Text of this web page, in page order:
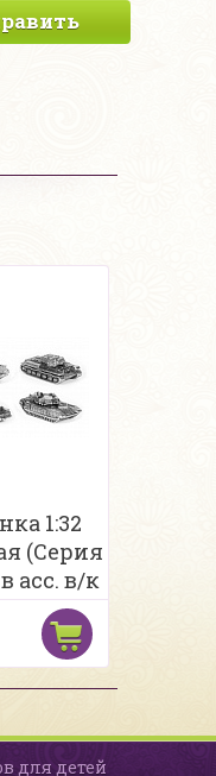
1:32
(Серия
асс. в/к
для детей